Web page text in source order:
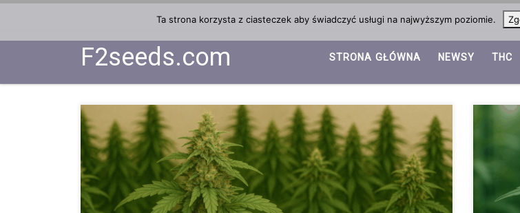
F2seeds.com STRONA GŁÓWNA NEWSY THC
Roślina mateczna – jak wybrać, pielęgnować i klonować Kompletny przewodnik o
roślinach matecznych i klonowaniu: solidne podstawy dla hodowców indoor i
outdoor. Roślina mateczna to serce nowoczesnej uprawy opartej na klonowaniu
na
Ta strona korzysta z ciasteczek aby świadczyć usługi na najwyższym poziomie.